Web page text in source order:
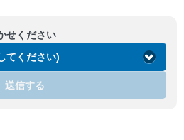
せください
てください)
送信する